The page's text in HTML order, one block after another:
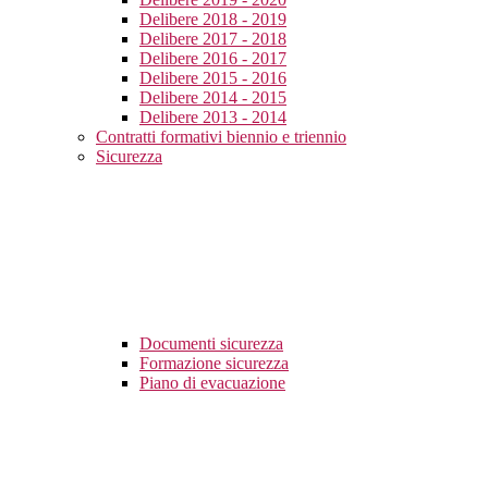
Delibere 2018 - 2019
Delibere 2017 - 2018
Delibere 2016 - 2017
Delibere 2015 - 2016
Delibere 2014 - 2015
Delibere 2013 - 2014
Contratti formativi biennio e triennio
Sicurezza
Documenti sicurezza
Formazione sicurezza
Piano di evacuazione